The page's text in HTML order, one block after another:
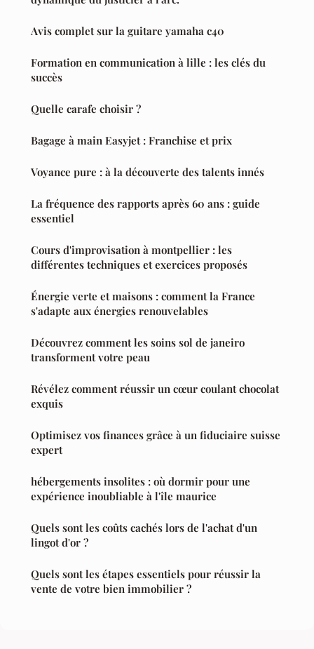
Avis complet sur la guitare yamaha c40
Formation en communication à lille : les clés du
succès
Quelle carafe choisir ?
Bagage à main Easyjet : Franchise et prix
Voyance pure : à la découverte des talents innés
La fréquence des rapports après 60 ans : guide
essentiel
Cours d'improvisation à montpellier : les
différentes techniques et exercices proposés
Énergie verte et maisons : comment la France
s'adapte aux énergies renouvelables
Découvrez comment les soins sol de janeiro
transforment votre peau
Révélez comment réussir un cœur coulant chocolat
exquis
Optimisez vos finances grâce à un fiduciaire suisse
expert
hébergements insolites : où dormir pour une
expérience inoubliable à l'île maurice
Quels sont les coûts cachés lors de l'achat d'un
lingot d'or ?
Quels sont les étapes essentiels pour réussir la
vente de votre bien immobilier ?